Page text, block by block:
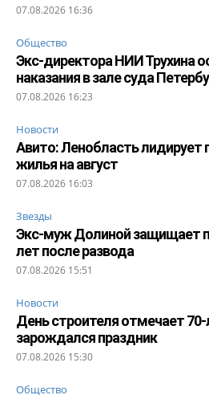
07.08.2026 16:36
Общество
Экс-директора НИИ Трухина
наказания в зале суда
07.08.2026 16:23
Новости
Авито: Ленобласть лидирует
жилья на август
07.08.2026 16:03
Звезды
Экс-муж Долиной защищает
лет после развода
07.08.2026 15:51
Новости
День строителя отмечает 70-
зарождался праздник
07.08.2026 15:30
Общество